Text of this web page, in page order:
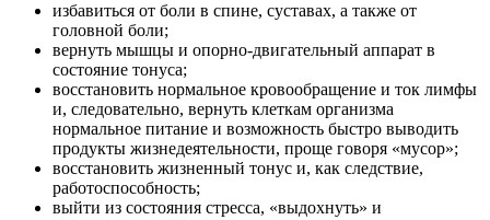
избавиться от боли в спине, суставах, а также от
головной боли;
вернуть мышцы и опорно-двигательный аппарат в
состояние тонуса;
восстановить нормальное кровообращение и ток лимфы
и, следовательно, вернуть клеткам организма
нормальное питание и возможность быстро выводить
продукты жизнедеятельности, проще говоря «мусор»;
восстановить жизненный тонус и, как следствие,
работоспособность;
выйти из состояния стресса, «выдохнуть» и